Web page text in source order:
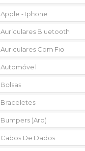
Apple - Iphone
Auriculares Bluetooth
Auriculares Com Fio
Automóvel
Bolsas
Braceletes
Bumpers (aro)
Cabos De Dados